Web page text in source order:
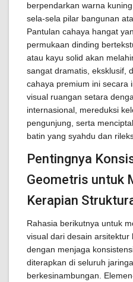
berpendarkan warna
sela-sela pilar bangunan
Pantulan cahaya hangat
permukaan dinding
atau kayu solid akan
sangat dramatis, eksklusif,
cahaya premium ini secara
visual ruangan setara
internasional, mereduksi
pengunjung, serta
batin yang syahdu dan
Pentingnya
Geometris untuk
Kerapian
Rahasia berikutnya untuk
visual dari desain arsitektur
dengan menjaga
diterapkan di seluruh
berkesinambungan.